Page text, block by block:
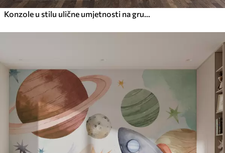
Konzole u stilu ulične umjetnosti na grunge zidu